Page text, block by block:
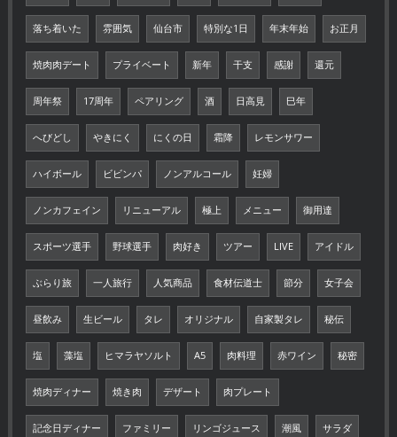
落ち着いた 雰囲気 仙台市 特別な1日 年末年始 お正月
焼肉肉デート プライベート 新年 干支 感謝 還元
周年祭 17周年 ペアリング 酒 日高見 巳年
へびどし やきにく にくの日 霜降 レモンサワー
ハイボール ビビンパ ノンアルコール 妊婦
ノンカフェイン リニューアル 極上 メニュー 御用達
スポーツ選手 野球選手 肉好き ツアー LIVE アイドル
ぶらり旅 一人旅行 人気商品 食材伝道士 節分 女子会
昼飲み 生ビール タレ オリジナル 自家製タレ 秘伝
塩 藻塩 ヒマラヤソルト A5 肉料理 赤ワイン 秘密
焼肉ディナー 焼き肉 デザート 肉プレート
記念日ディナー ファミリー リンゴジュース 潮風 サラダ